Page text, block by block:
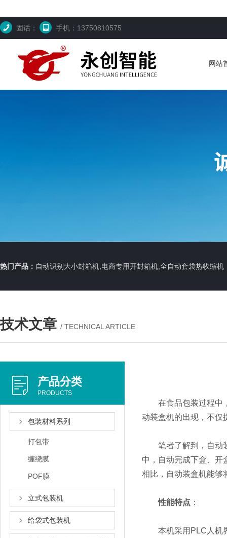
固话： 手机：13750810575
网站
热门产品： 自动识别大小封箱机,电商专用开封箱机,全自动套袋热收缩机
技术文章 / TECHNICAL ARTICLE
产品分类
PRODUCTS
包装材料系列
打包带
缠绕膜
POF膜
立式包装机
给袋式包装机
在食品包装过程中，
动装盒机的出现，不仅
笔者了解到，自动装
中，自动完成下盒、开
相比，自动装盒机能够
性能特点 ：
本机采用PLC人机界